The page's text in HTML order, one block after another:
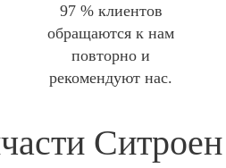
97 % клиентов
обращаются к нам
повторно и
рекомендуют нас.